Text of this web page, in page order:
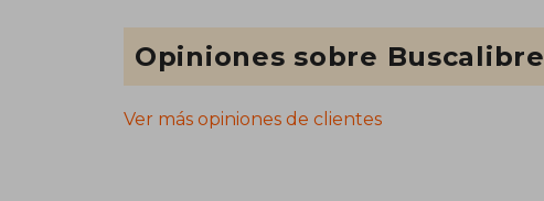
Opiniones sobre Buscalibre
Ver más opiniones de clientes